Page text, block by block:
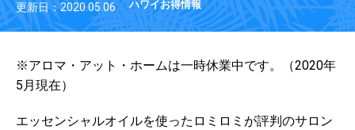
更新日：2020.05.06 ハワイお得情報
※アロマ・アット・ホームは一時休業中です。（2020年
5月現在）
エッセンシャルオイルを使ったロミロミが評判のサロン